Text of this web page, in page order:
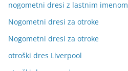
nogometni dresi z lastnim imenom
Nogometni dresi za otroke
Nogometni dresi za otroke
otroški dres Liverpool